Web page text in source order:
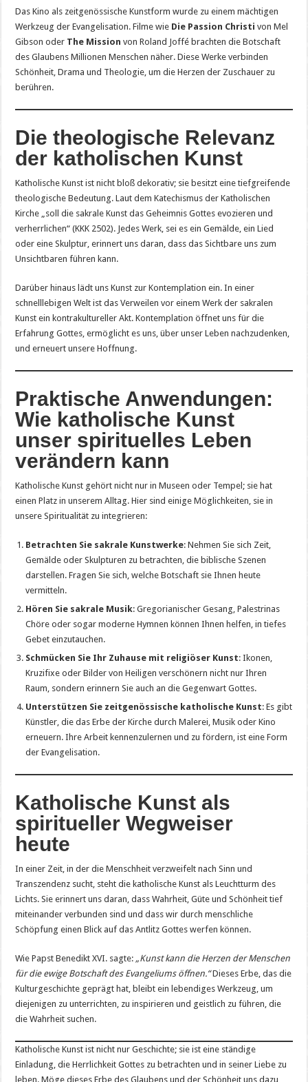
Das Kino als zeitgenössische Kunstform wurde zu einem mächtigen
Werkzeug der Evangelisation. Filme wie Die Passion Christi von Mel
Gibson oder The Mission von Roland Joffé brachten die Botschaft
des Glaubens Millionen Menschen näher. Diese Werke verbinden
Schönheit, Drama und Theologie, um die Herzen der Zuschauer zu
berühren.
Die theologische Relevanz
der katholischen Kunst
Katholische Kunst ist nicht bloß dekorativ; sie besitzt eine tiefgreifende
theologische Bedeutung. Laut dem Katechismus der Katholischen
Kirche „soll die sakrale Kunst das Geheimnis Gottes evozieren und
verherrlichen“ (KKK 2502). Jedes Werk, sei es ein Gemälde, ein Lied
oder eine Skulptur, erinnert uns daran, dass das Sichtbare uns zum
Unsichtbaren führen kann.
Darüber hinaus lädt uns Kunst zur Kontemplation ein. In einer
schnelllebigen Welt ist das Verweilen vor einem Werk der sakralen
Kunst ein kontrakultureller Akt. Kontemplation öffnet uns für die
Erfahrung Gottes, ermöglicht es uns, über unser Leben nachzudenken,
und erneuert unsere Hoffnung.
Praktische Anwendungen:
Wie katholische Kunst
unser spirituelles Leben
verändern kann
Katholische Kunst gehört nicht nur in Museen oder Tempel; sie hat
einen Platz in unserem Alltag. Hier sind einige Möglichkeiten, sie in
unsere Spiritualität zu integrieren:
Betrachten Sie sakrale Kunstwerke: Nehmen Sie sich Zeit,
Gemälde oder Skulpturen zu betrachten, die biblische Szenen
darstellen. Fragen Sie sich, welche Botschaft sie Ihnen heute
vermitteln.
Hören Sie sakrale Musik: Gregorianischer Gesang, Palestrinas
Chöre oder sogar moderne Hymnen können Ihnen helfen, in tiefes
Gebet einzutauchen.
Schmücken Sie Ihr Zuhause mit religiöser Kunst: Ikonen,
Kruzifixe oder Bilder von Heiligen verschönern nicht nur Ihren
Raum, sondern erinnern Sie auch an die Gegenwart Gottes.
Unterstützen Sie zeitgenössische katholische Kunst: Es gibt
Künstler, die das Erbe der Kirche durch Malerei, Musik oder Kino
erneuern. Ihre Arbeit kennenzulernen und zu fördern, ist eine Form
der Evangelisation.
Katholische Kunst als
spiritueller Wegweiser
heute
In einer Zeit, in der die Menschheit verzweifelt nach Sinn und
Transzendenz sucht, steht die katholische Kunst als Leuchtturm des
Lichts. Sie erinnert uns daran, dass Wahrheit, Güte und Schönheit tief
miteinander verbunden sind und dass wir durch menschliche
Schöpfung einen Blick auf das Antlitz Gottes werfen können.
Wie Papst Benedikt XVI. sagte: „Kunst kann die Herzen der Menschen
für die ewige Botschaft des Evangeliums öffnen.“Dieses Erbe, das die
Kulturgeschichte geprägt hat, bleibt ein lebendiges Werkzeug, um
diejenigen zu unterrichten, zu inspirieren und geistlich zu führen, die
die Wahrheit suchen.
Katholische Kunst ist nicht nur Geschichte; sie ist eine ständige
Einladung, die Herrlichkeit Gottes zu betrachten und in seiner Liebe zu
leben. Möge dieses Erbe des Glaubens und der Schönheit uns dazu